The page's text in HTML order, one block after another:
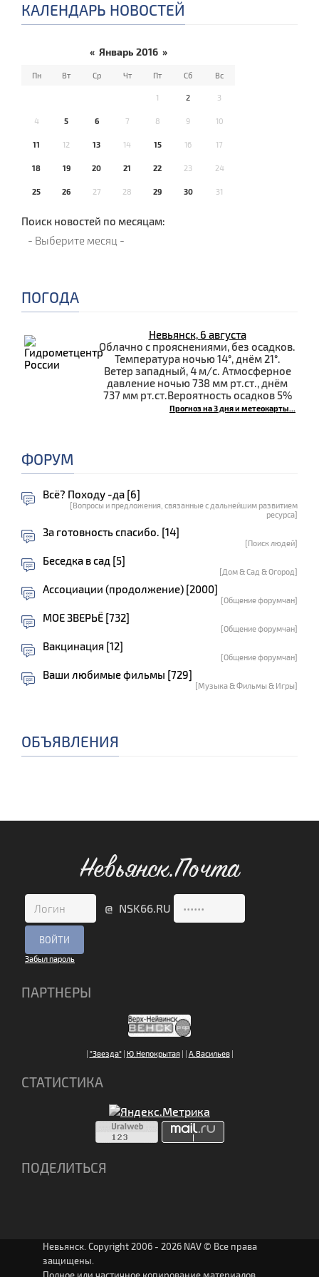
КАЛЕНДАРЬ НОВОСТЕЙ
« Январь 2016 »
Пн Вт Ср Чт Пт Сб Вс
1 2 3
4 5 6 7 8 9 10
11 12 13 14 15 16 17
18 19 20 21 22 23 24
25 26 27 28 29 30 31
Поиск новостей по месяцам:
ПОГОДА
Невьянск, 6 августа
Облачно с прояснениями, без осадков.
Температура ночью 14°, днём 21°.
Ветер западный, 4 м/с. Атмосферное
давление ночью 738 мм рт.ст., днём
737 мм рт.ст.Вероятность осадков 5%
Прогноз на 3 дня и метеокарты...
ФОРУМ
Всё? Походу -да [6]
[Вопросы и предложения, связанные с дальнейшим развитием
ресурса]
За готовность спасибо. [14]
[Поиск людей]
Беседка в сад [5]
[Дом & Сад & Огород]
Ассоциации (продолжение) [2000]
[Общение форумчан]
МОЕ ЗВЕРЬЁ [732]
[Общение форумчан]
Вакцинация [12]
[Общение форумчан]
Ваши любимые фильмы [729]
[Музыка & Фильмы & Игры]
ОБЪЯВЛЕНИЯ
Невьянск.Почта
@ NSK66.RU
Забыл пароль
ПАРТНЕРЫ
| "Звезда"| Ю.Непокрытая| | А.Васильев|
СТАТИСТИКА
ПОДЕЛИТЬСЯ
Невьянск. Copyright 2006 - 2026 NAV © Все права
защищены.